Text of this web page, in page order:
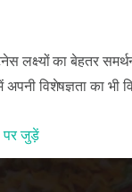
लक्ष्यों का बेहतर
विशेषज्ञता का भी
पर जुड़ें